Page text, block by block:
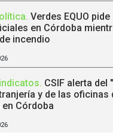
. Verdes EQUO
en Córdoba
incendio
. CSIF alerta del
y de las oficinas
Córdoba